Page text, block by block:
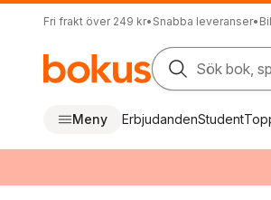
Fri frakt över 249 kr• Snabba leveranser•
Sök bok,
Meny ErbjudandenStudent